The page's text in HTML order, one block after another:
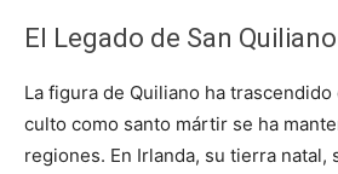
El Legado de San Quiliano
La figura de Quiliano ha
culto como santo mártir se ha
regiones. En Irlanda, su tierra natal,